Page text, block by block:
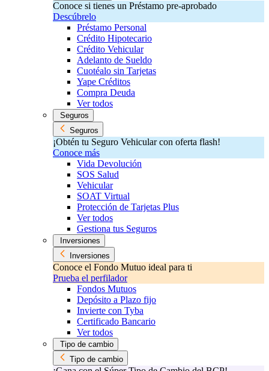
Conoce si tienes un Préstamo pre-aprobado
Descúbrelo
Préstamo Personal
Crédito Hipotecario
Crédito Vehicular
Adelanto de Sueldo
Cuotéalo sin Tarjetas
Yape Créditos
Compra Deuda
Ver todos
Seguros
Seguros
¡Obtén tu Seguro Vehicular con oferta flash!
Conoce más
Vida Devolución
SOS Salud
Vehicular
SOAT Virtual
Protección de Tarjetas Plus
Ver todos
Gestiona tus Seguros
Inversiones
Inversiones
Conoce el Fondo Mutuo ideal para ti
Prueba el perfilador
Fondos Mutuos
Depósito a Plazo fijo
Invierte con Tyba
Certificado Bancario
Ver todos
Tipo de cambio
Tipo de cambio